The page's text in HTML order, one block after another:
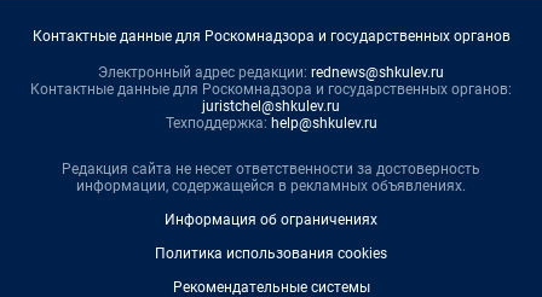
Контактные данные для Роскомнадзора и государственных органов
Электронный адрес редакции: rednews@shkulev.ru
Контактные данные для Роскомнадзора и государственных органов:
juristchel@shkulev.ru
Техподдержка: help@shkulev.ru
Редакция сайта не несет ответственности за достоверность
информации, содержащейся в рекламных объявлениях.
Информация об ограничениях
Политика использования cookies
Рекомендательные системы